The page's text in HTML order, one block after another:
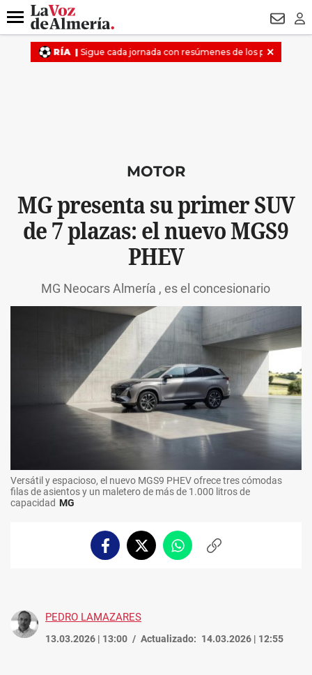
DESTACADO TURISMO
Menú
MOTOR
MG presenta su primer SUV
de 7 plazas: el nuevo MGS9
PHEV
MG Neocars Almería , es el concesionario
Versátil y espacioso, el nuevo MGS9 PHEV ofrece tres cómodas
filas de asientos y un maletero de más de 1.000 litros de
capacidad MG
FacebookTwitterWhatsappCopiar
PEDRO LAMAZARES
13.03.2026 | 13:00 Actualizado: 14.03.2026 | 12:55